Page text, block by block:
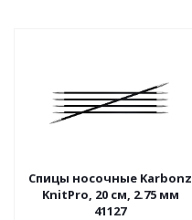
Спицы носочные Karbonz
KnitPro, 20 см, 2.75 мм
41127